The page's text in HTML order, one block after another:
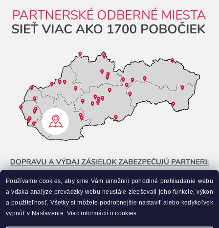
Používame cookies, aby sme Vám umožnili pohodlné prehliadanie webu
a vďaka analýze prevádzky webu neustále zlepšovali jeho funkcie, výkon
a použiteľnosť. Všetky si môžete podrobnejšie nastaviť alebo kedykoľvek
vypnúť v Nastavenie. Viac informácií o cookies.